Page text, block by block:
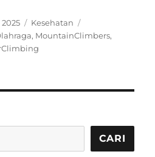
Categories
Kesehatan
, MountainClimbers,
CARI